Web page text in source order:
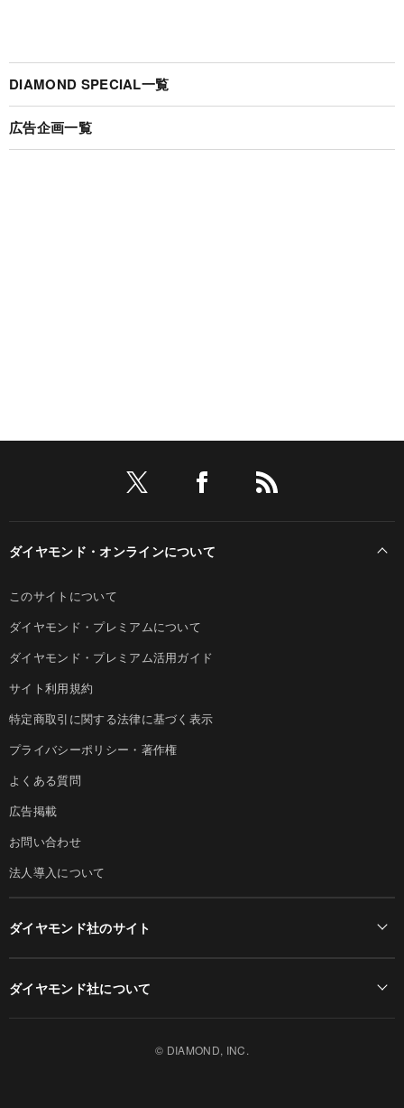
DIAMOND SPECIAL一覧
広告企画一覧
ダイヤモンド・オンラインについて
このサイトについて
ダイヤモンド・プレミアムについて
ダイヤモンド・プレミアム活用ガイド
サイト利用規約
特定商取引に関する法律に基づく表示
プライバシーポリシー・著作権
よくある質問
広告掲載
お問い合わせ
法人導入について
ダイヤモンド社のサイト
ダイヤモンド社について
© DIAMOND, INC.